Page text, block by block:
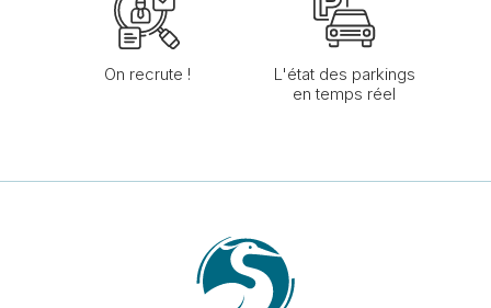
On recrute !
L'état des parkings
en temps réel